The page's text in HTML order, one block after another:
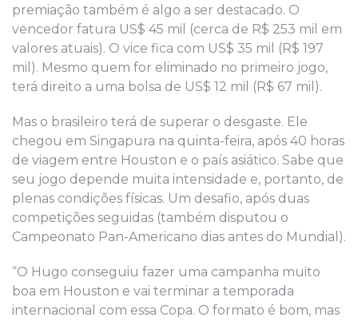
premiação também é algo a ser destacado. O
vencedor fatura US$ 45 mil (cerca de R$ 253 mil em
valores atuais). O vice fica com US$ 35 mil (R$ 197
mil). Mesmo quem for eliminado no primeiro jogo,
terá direito a uma bolsa de US$ 12 mil (R$ 67 mil).
Mas o brasileiro terá de superar o desgaste. Ele
chegou em Singapura na quinta-feira, após 40 horas
de viagem entre Houston e o país asiático. Sabe que
seu jogo depende muita intensidade e, portanto, de
plenas condições físicas. Um desafio, após duas
competições seguidas (também disputou o
Campeonato Pan-Americano dias antes do Mundial).
“O Hugo conseguiu fazer uma campanha muito
boa em Houston e vai terminar a temporada
internacional com essa Copa. O formato é bom, mas